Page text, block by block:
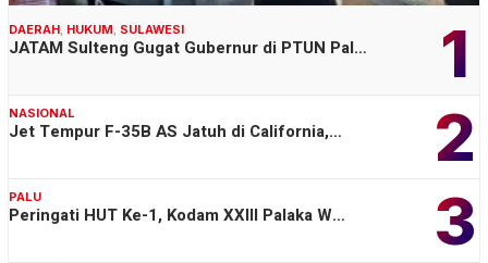
1
DAERAH, HUKUM, SULAWESI
JATAM Sulteng Gugat Gubernur di PTUN Pal…
2
NASIONAL
Jet Tempur F-35B AS Jatuh di California,…
3
PALU
Peringati HUT Ke-1, Kodam XXIII Palaka W…